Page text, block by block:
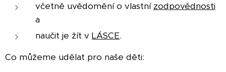
včetně uvědomění o vlastní zodpovědnosti
a
naučit je žít v LÁSCE.
Co můžeme udělat pro naše děti: